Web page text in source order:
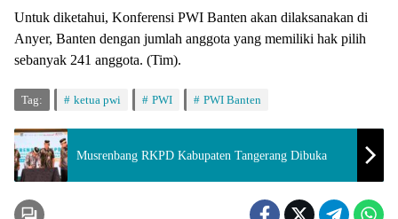
Untuk diketahui, Konferensi PWI Banten akan dilaksanakan di
Anyer, Banten dengan jumlah anggota yang memiliki hak pilih
sebanyak 241 anggota. (Tim).
Tag: ketua pwi PWI PWI Banten
Musrenbang RKPD Kabupaten Tangerang Dibuka